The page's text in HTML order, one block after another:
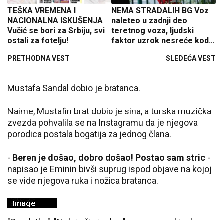
TEŠKA VREMENA I
NACIONALNA ISKUŠENJA
Vučić se bori za Srbiju, svi
ostali za fotelju!
PRETHODNA VEST
NEMA STRADALIH BG Voz
naleteo u zadnji deo
teretnog voza, ljudski
faktor uzrok nesreće kod
Pančevca
SLEDEĆA VEST
Mustafa Sandal dobio je bratanca.
Naime, Mustafin brat dobio je sina, a turska muzička
zvezda pohvalila se na Instagramu da je njegova
porodica postala bogatija za jednog člana.
- Beren je došao, dobro došao! Postao sam stric -
napisao je Eminin bivši suprug ispod objave na kojoj
se vide njegova ruka i nožica bratanca.